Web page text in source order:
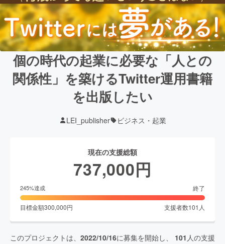
個の時代の起業に必要な「人との
関係性」を築けるTwitter運用書籍
を出版したい
LEI_publisher ビジネス・起業
現在の支援総額
737,000円
245%達成 終了
目標金額300,000円 支援者数101 人
このプロジェクトは、 2022/10/16に募集を開始し、 101 人の支援